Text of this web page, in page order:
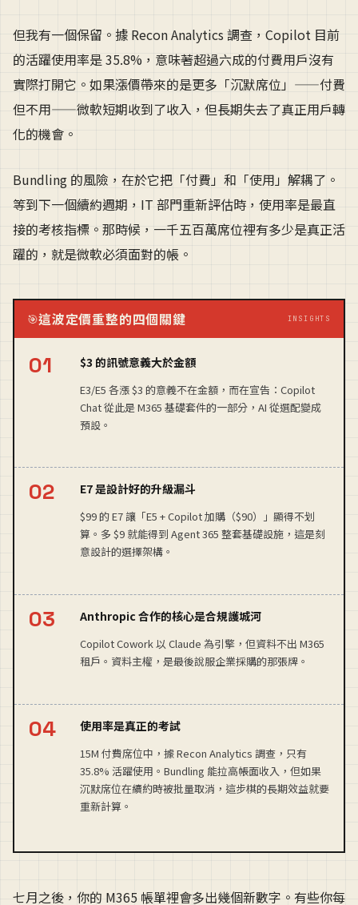
但我有一個保留。據 Recon Analytics 調查，Copilot 目前
的活躍使用率是 35.8%，意味著超過六成的付費用戶沒有
實際打開它。如果漲價帶來的是更多「沉默席位」——付費
但不用——微軟短期收到了收入，但長期失去了真正用戶轉
化的機會。
Bundling 的風險，在於它把「付費」和「使用」解耦了。
等到下一個續約週期，IT 部門重新評估時，使用率是最直
接的考核指標。那時候，一千五百萬席位裡有多少是真正活
躍的，就是微軟必須面對的帳。
🎯這波定價重整的四個關鍵 INSIGHTS
$3 的訊號意義大於金額
E3/E5 各漲 $3 的意義不在金額，而在宣告：Copilot
Chat 從此是 M365 基礎套件的一部分，AI 從選配變成
預設。
E7 是設計好的升級漏斗
$99 的 E7 讓「E5 + Copilot 加購（$90）」顯得不划
算。多 $9 就能得到 Agent 365 整套基礎設施，這是刻
意設計的選擇架構。
Anthropic 合作的核心是合規護城河
Copilot Cowork 以 Claude 為引擎，但資料不出 M365
租戶。資料主權，是最後說服企業採購的那張牌。
使用率是真正的考試
15M 付費席位中，據 Recon Analytics 調查，只有
35.8% 活躍使用。Bundling 能拉高帳面收入，但如果
沉默席位在續約時被批量取消，這步棋的長期效益就要
重新計算。
七月之後，你的 M365 帳單裡會多出幾個新數字。有些你每